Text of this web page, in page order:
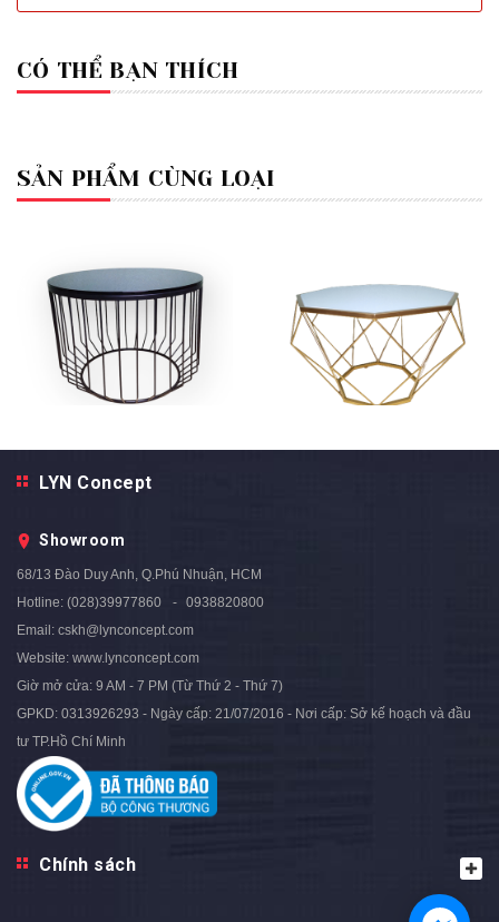
CÓ THỂ BẠN THÍCH
SẢN PHẨM CÙNG LOẠI
Bàn Trà Tròn Mặt Kính Đen
1.580.000₫
LYN Concept
Showroom
68/13 Đào Duy Anh, Q.Phú Nhuận, HCM
Hotline: (028)39977860
0938820800
Email: cskh@lynconcept.com
Website: www.lynconcept.com
Giờ mở cửa: 9 AM - 7 PM (Từ Thứ 2 - Thứ 7)
GPKD: 0313926293 - Ngày cấp: 21/07/2016 - Nơi cấp: Sở kế hoạch và đầu
tư TP.Hồ Chí Minh
Chính sách